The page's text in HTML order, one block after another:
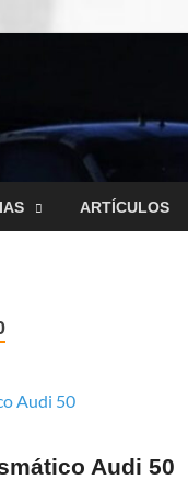
El Motor
ARTÍCULOS
Audi 50